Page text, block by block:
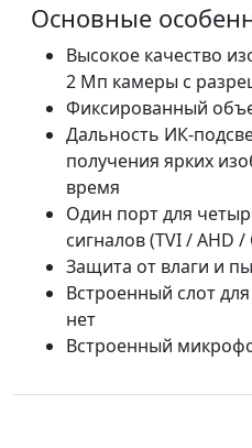
Основные
Высокое качество
2 Мп камеры с
Фиксированный
Дальность ИК-
получения ярких
время
Один порт для
сигналов (TVI / AHD /
Защита от влаги и
Встроенный слот
нет
Встроенный